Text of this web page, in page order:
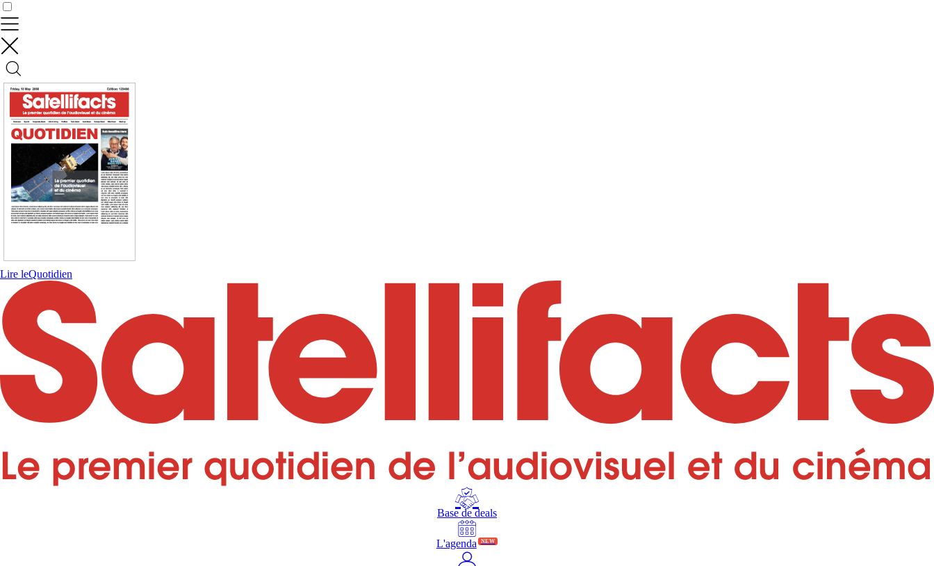
Lire leQuotidien
Base de deals
L'agenda NEW
Contrôler vos données